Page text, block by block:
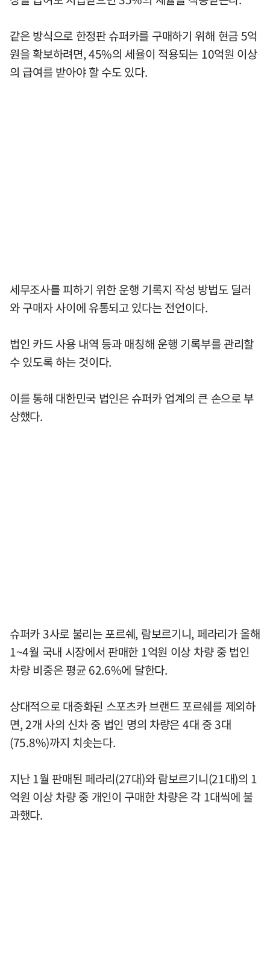
같은 방식으로 한정판 슈퍼카를 구매하기 위해 현금 5억
원을 확보하려면, 45%의 세율이 적용되는 10억원 이상
의 급여를 받아야 할 수도 있다.
세무조사를 피하기 위한 운행 기록지 작성 방법도 딜러
와 구매자 사이에 유통되고 있다는 전언이다.
법인 카드 사용 내역 등과 매칭해 운행 기록부를 관리할
수 있도록 하는 것이다.
이를 통해 대한민국 법인은 슈퍼카 업계의 큰 손으로 부
상했다.
슈퍼카 3사로 불리는 포르쉐, 람보르기니, 페라리가 올해
1~4월 국내 시장에서 판매한 1억원 이상 차량 중 법인
차량 비중은 평균 62.6%에 달한다.
상대적으로 대중화된 스포츠카 브랜드 포르쉐를 제외하
면, 2개 사의 신차 중 법인 명의 차량은 4대 중 3대
(75.8%)까지 치솟는다.
지난 1월 판매된 페라리(27대)와 람보르기니(21대)의 1
억원 이상 차량 중 개인이 구매한 차량은 각 1대씩에 불
과했다.